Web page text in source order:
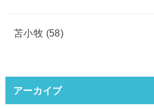
苫小牧 (58)
アーカイブ